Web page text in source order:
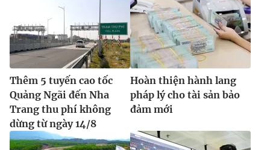
Thêm 5 tuyến cao tốc
Quảng Ngãi đến Nha
Trang thu phí không
dừng từ ngày 14/8
Hoàn thiện hành lang
pháp lý cho tài sản bảo
đảm mới